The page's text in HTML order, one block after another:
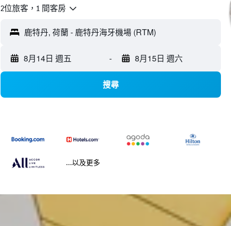
2位旅客，1 間客房
8月14日 週五 - 8月15日 週六
搜尋
...以及更多